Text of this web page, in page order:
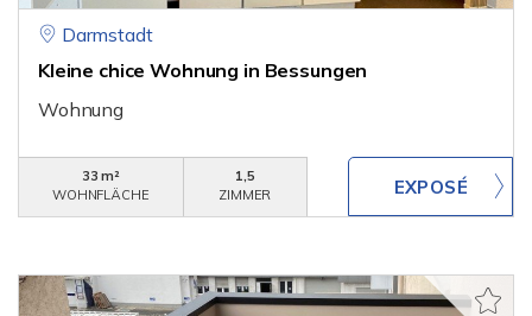
Darmstadt
Kleine chice Wohnung in Bessungen
Wohnung
33 m²
WOHNFLÄCHE
1,5
ZIMMER